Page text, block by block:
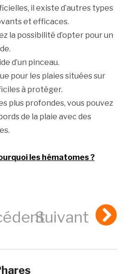
il existe d’autres types
et efficaces.
la possibilité d’opter pour un
d’un pinceau.
pour les plaies situées sur
à protéger.
plus profondes, vous pouvez
de la plaie avec des
les hématomes ?
Suivant